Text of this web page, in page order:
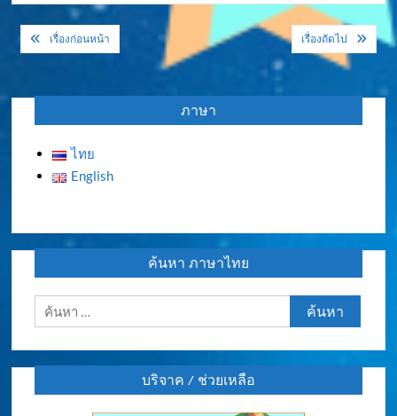
แนะแนว
เรื่องก่อนหน้า เรื่องถัดไป
ภาษา
ไทย
English
ค้นหา ภาษาไทย
ค้นหา
สำหรับ:
บริจาค / ช่วยเหลือ